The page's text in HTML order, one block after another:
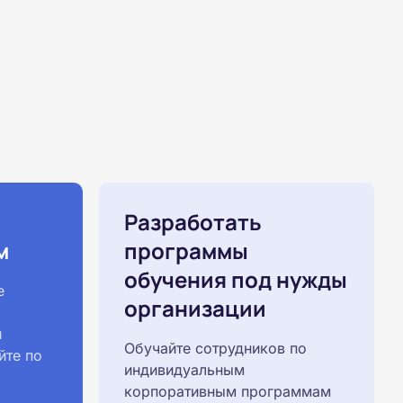
по
Разработать
программы
обучения под нужды
организации
Обучайте сотрудников по
индивидуальным
корпоративным программам